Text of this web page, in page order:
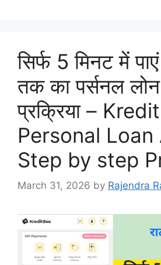
सिर्फ 5 मिनट में
तक का पर्सनल
प्रक्रिया –
Personal Loan
Step by step
March 31, 2026 by Rajendra